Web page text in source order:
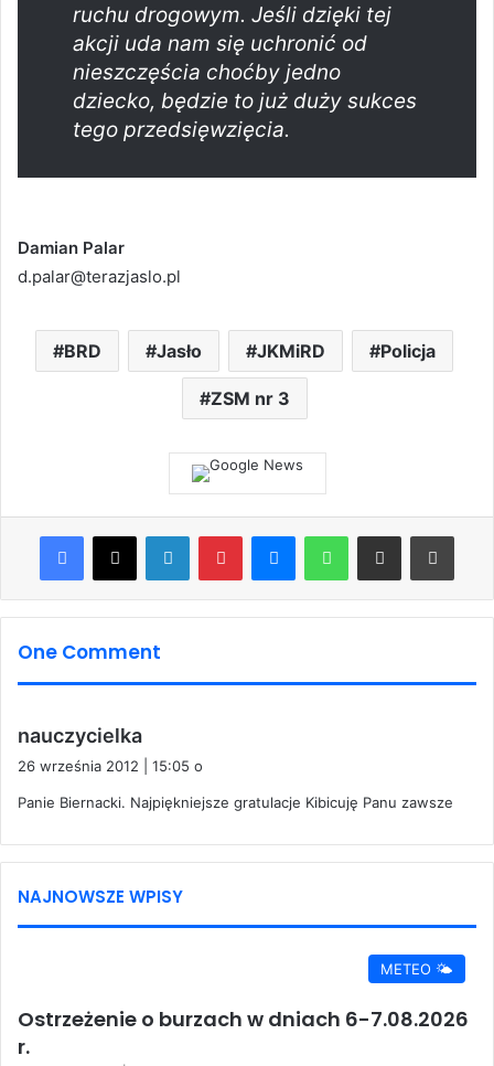
ruchu drogowym. Jeśli dzięki tej
akcji uda nam się uchronić od
nieszczęścia choćby jedno
dziecko, będzie to już duży sukces
tego przedsięwzięcia.
Damian Palar
d.palar@terazjaslo.pl
BRD Jasło JKMiRD Policja
ZSM nr 3
Facebook
X LinkedInPinterestMessengerWhatsAppShare via Email Print
One Comment
nauczycielka
i
z
26 września 2012 | 15:05 o
Panie Biernacki. Najpiękniejsze gratulacje Kibicuję Panu zawsze
NAJNOWSZE WPISY
METEO 🌤️
Ostrzeżenie o burzach w dniach 6-7.08.2026
r.